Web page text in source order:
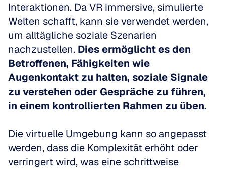
Interaktionen. Da VR immersive, simulierte
Welten schafft, kann sie verwendet werden,
um alltägliche soziale Szenarien
nachzustellen. Dies ermöglicht es den
Betroffenen, Fähigkeiten wie
Augenkontakt zu halten, soziale Signale
zu verstehen oder Gespräche zu führen,
in einem kontrollierten Rahmen zu üben.
Die virtuelle Umgebung kann so angepasst
werden, dass die Komplexität erhöht oder
verringert wird, was eine schrittweise